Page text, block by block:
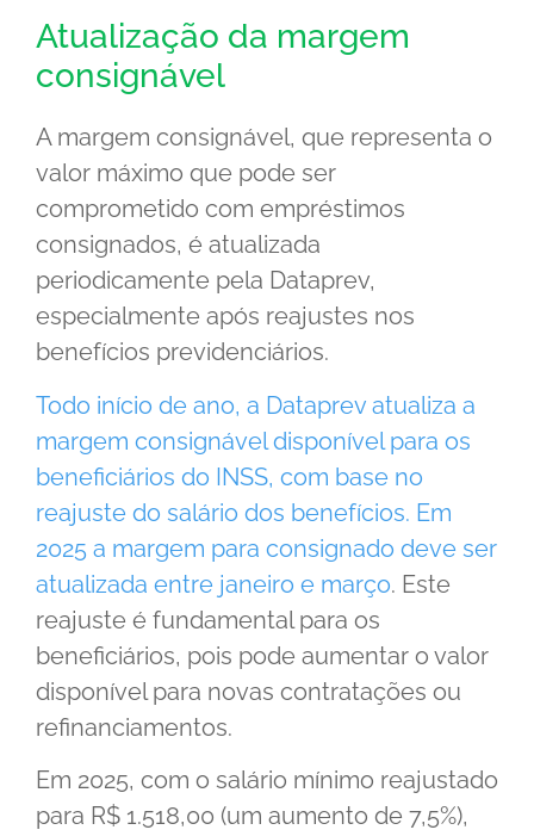
Atualização da margem
consignável
A margem consignável, que representa o
valor máximo que pode ser
comprometido com empréstimos
consignados, é atualizada
periodicamente pela Dataprev,
especialmente após reajustes nos
benefícios previdenciários.
Todo início de ano, a Dataprev atualiza a
margem consignável disponível para os
beneficiários do INSS, com base no
reajuste do salário dos benefícios. Em
2025 a margem para consignado deve ser
atualizada entre janeiro e março. Este
reajuste é fundamental para os
beneficiários, pois pode aumentar o valor
disponível para novas contratações ou
refinanciamentos.
Em 2025, com o salário mínimo reajustado
para R$ 1.518,00 (um aumento de 7,5%),